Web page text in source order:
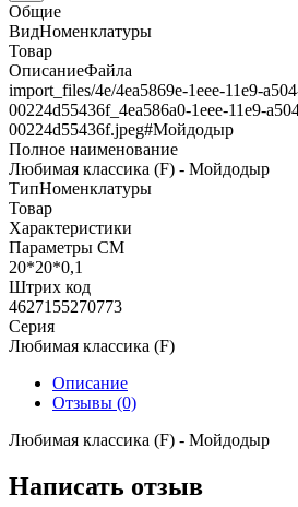
Общие
ВидНоменклатуры
Товар
ОписаниеФайла
import_files/4e/4ea5869e-1eee-11e9-
00224d55436f_4ea586a0-1eee-11e9-
00224d55436f.jpeg#Мойдодыр
Полное наименование
Любимая классика (F) - Мойдодыр
ТипНоменклатуры
Товар
Характеристики
Параметры СМ
20*20*0,1
Штрих код
4627155270773
Серия
Любимая классика (F)
Описание
Отзывы (0)
Любимая классика (F) - Мойдодыр
Написать отзыв